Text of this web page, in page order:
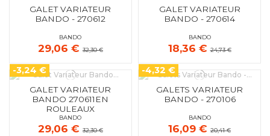
GALET VARIATEUR
BANDO - 270612
BANDO
29,06 € 32,30 €
GALET VARIATEUR
BANDO - 270614
BANDO
18,36 €24,73 €
-3,24 €
GALET VARIATEUR
BANDO 270611EN
ROULEAUX
BANDO
29,06 € 32,30 €
-4,32 €
GALETS VARIATEUR
BANDO - 270106
BANDO
16,09 €20,41 €